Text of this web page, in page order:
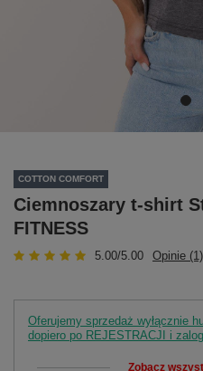
COTTON COMFORT
Ciemnoszary t-shirt
FITNESS
5.00/5.00 Opinie (1)
Oferujemy sprzedaż wyłącznie
dopiero po REJESTRACJI i
Zobacz